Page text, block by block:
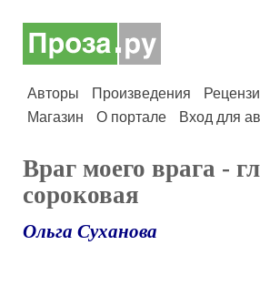
Авторы Произведения
Магазин
О портале Вход для
Враг моего врага -
сороковая
Ольга Суханова